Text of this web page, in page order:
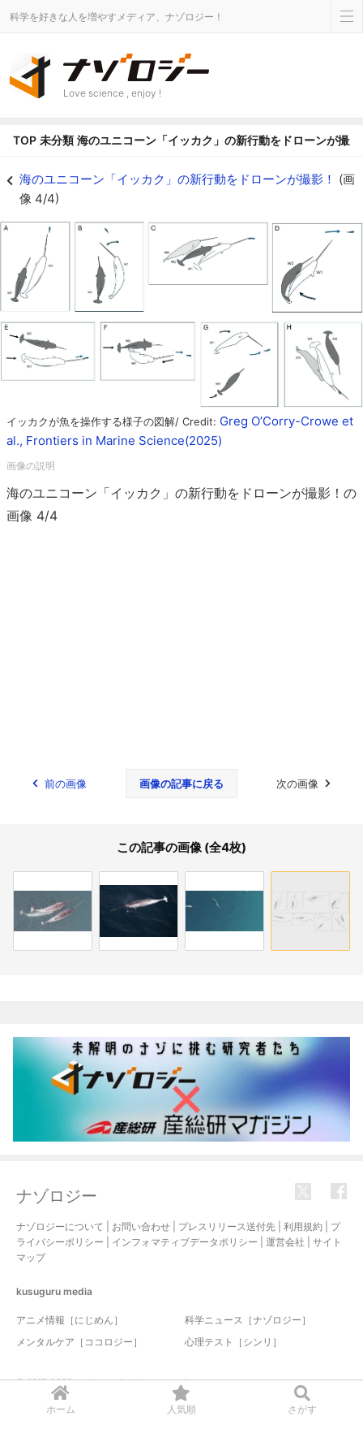
ホーム 人気順 さがす
科学を好きな人を増やすメディア、ナゾロジー！
Love science , enjoy !
TOP 未分類 海のユニコーン「イッカク」の新行動をドローンが撮影
海のユニコーン「イッカク」の新行動をドローンが撮影！ (画
像 4/4)
イッカクが魚を操作する様子の図解/ Credit: Greg O’Corry-Crowe et
al., Frontiers in Marine Science(2025)
海のユニコーン「イッカク」の新行動をドローンが撮影！の
画像 4/4
前の画像 画像の記事に戻る 次の画像
この記事の画像 (全4枚)
ナゾロジー
ナゾロジーについて お問い合わせ プレスリリース送付先 利用規約
プ
ライバシーポリシー
インフォマティブデータポリシー 運営会社
サイト
マップ
kusuguru media
アニメ情報［にじめん］
科学ニュース［ナゾロジー］
メンタルケア［ココロジー］
心理テスト［シンリ］
© 2017-2026 nazology. all rights reserved.